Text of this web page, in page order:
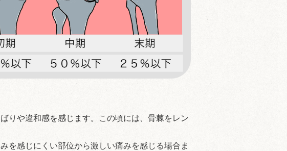
りや違和感を感じます。この頃には、骨棘をレン
を感じにくい部位から激しい痛みを感じる場合ま